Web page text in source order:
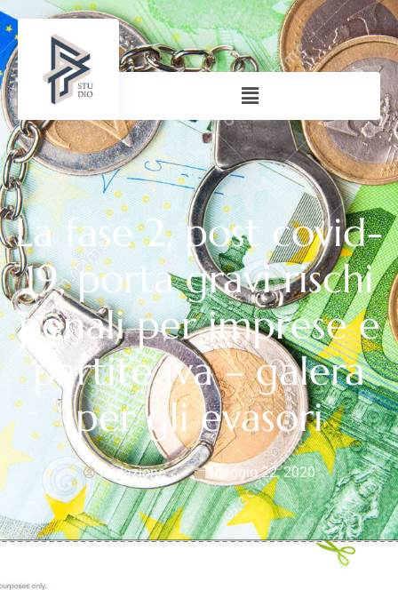
La fase 2, post covid-
19, porta gravi rischi
penali per imprese e
partite iva – galera
per gli evasori
Redazione Maggio 22, 2020